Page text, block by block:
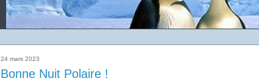
24 mars 2023
Bonne Nuit Polaire !